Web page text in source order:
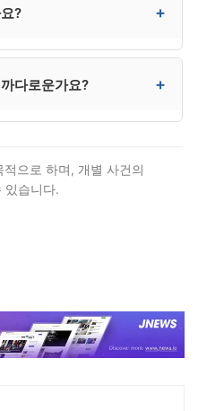
명령 빈도에서 일부
? +
달라집니다.
다로운가요? +
해당 법원 관행에 익숙해
경우가 많습니다.
으로 하며, 개별 사건의
있습니다.